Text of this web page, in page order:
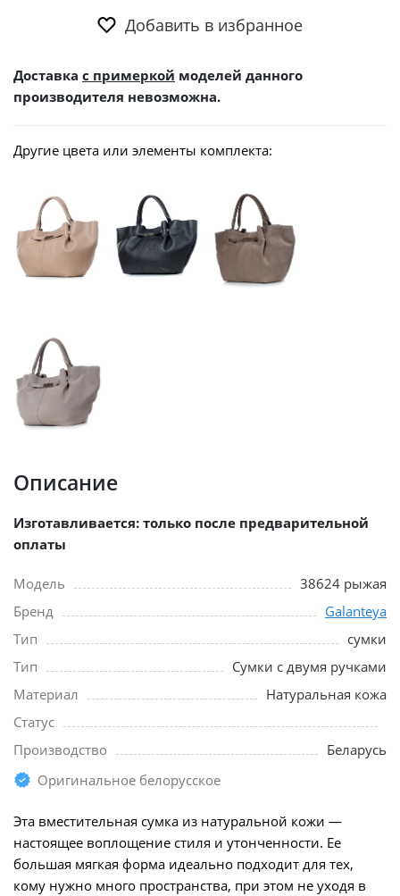
Добавить в избранное
Доставка с примеркой моделей данного
производителя невозможна.
Другие цвета или элементы комплекта:
Описание
Изготавливается: только после предварительной
оплаты
Модель
38624 рыжая
Бренд
Galanteya
Тип
сумки
Тип
Сумки с двумя ручками
Материал
Натуральная кожа
Статус
Производство
Беларусь
Оригинальное белорусское
Эта вместительная сумка из натуральной кожи —
настоящее воплощение стиля и утонченности. Ее
большая мягкая форма идеально подходит для тех,
кому нужно много пространства, при этом не уходя в